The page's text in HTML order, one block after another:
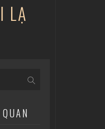
LẠ